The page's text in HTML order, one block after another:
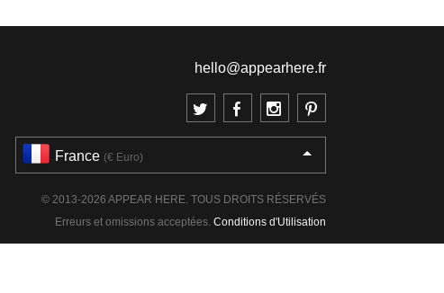
hello@appearhere.fr
France (€ Euro)
© 2013-2026 APPEAR HERE. TOUS DROITS RÉSERVÉS
Erreurs et omissions acceptées. Conditions d'Utilisation